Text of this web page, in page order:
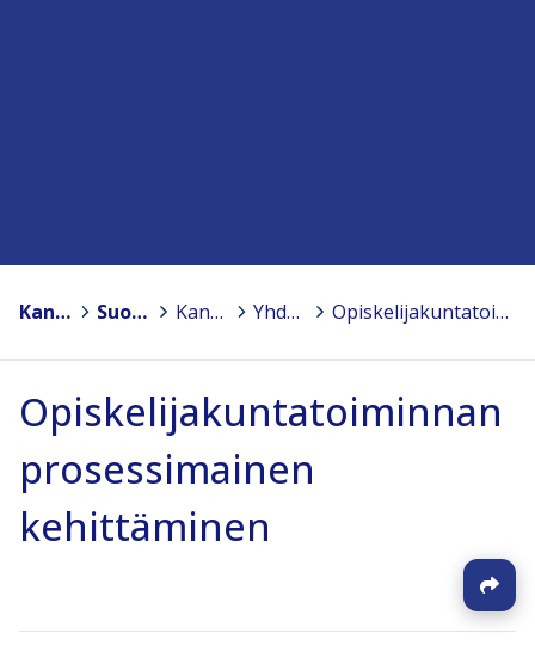
Kansanopistot > Suomen Kansanopistoyhdistys – Finlands Folkhögskolförening ry > Kansanopistojen sosiaalisesti kestävä ammatillinen koulutus > Yhdenvertaisuus ja osallisuus > Opiskelijakuntatoiminnan prosessimainen kehittäminen
Opiskelijakuntatoiminnan
prosessimainen
kehittäminen